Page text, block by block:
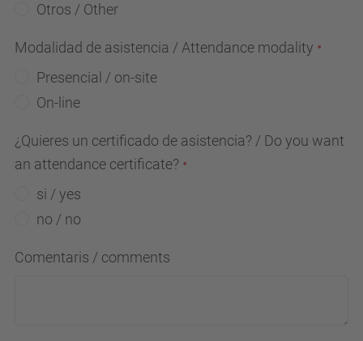
Otros / Other
Modalidad de asistencia / Attendance modality
Presencial / on-site
On-line
¿Quieres un certificado de asistencia? / Do you want
an attendance certificate?
si / yes
no / no
Comentaris / comments